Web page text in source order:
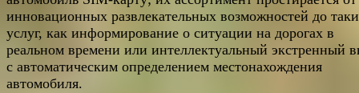
инновационных развлекательных возможностей до
услуг, как информирование о ситуации на дорогах в
реальном времени или интеллектуальный экстренный
с автоматическим определением местонахождения
автомобиля.